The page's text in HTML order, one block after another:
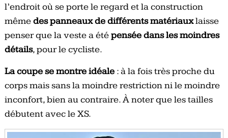
l’endroit où se porte le regard et la construction
mêmedes panneaux de différents matériauxlaisse
penser que la veste a étépensée dans les moindres
détails, pour le cycliste.
La coupe se montre idéale: à la fois très proche du
corps mais sans la moindre restriction ni le moindre
inconfort, bien au contraire. À noter que les tailles
débutent avec le XS.